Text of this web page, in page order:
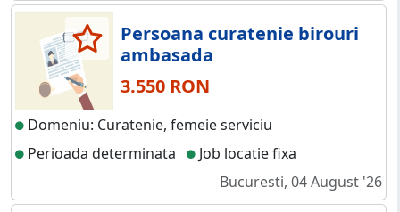
Persoana curatenie birouri
ambasada
3.550 RON
Domeniu: Curatenie, femeie serviciu
Perioada determinata
Job locatie fixa
Bucuresti, 04 August '26